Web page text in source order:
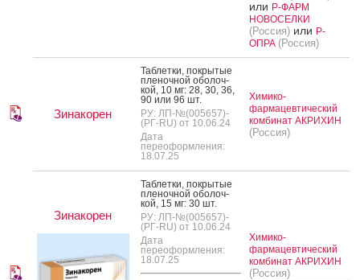
или Р-ФАРМ
НОВОСЕЛКИ
(Россия) или Р-
ОПРА (Россия)
Зинакорен
Таб­летки, пок­ры­тые
пле­ноч­ной обо­лоч­
кой, 10 мг: 28, 30, 36,
90 или 96 шт.
РУ: ЛП-№(005657)-
(РГ-RU) от 10.06.24
Дата
переоформления:
18.07.25
Химико-
фармацевтический
комбинат АКРИХИН
(Россия)
Зинакорен
Таб­летки, пок­ры­тые
пле­ноч­ной обо­лоч­
кой, 15 мг: 30 шт.
РУ: ЛП-№(005657)-
(РГ-RU) от 10.06.24
Дата
переоформления:
18.07.25
Химико-
фармацевтический
комбинат АКРИХИН
(Россия)